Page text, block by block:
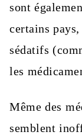
sont
certains
sédatifs
les
Même des
semblent